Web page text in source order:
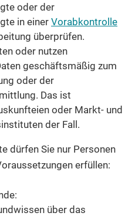
oder der
in einer Vorabkontrolle
überprüfen.
oder nutzen
geschäftsmäßig zum
oder der
Das ist
oder Markt- und
der Fall.
dürfen Sie nur Personen
erfüllen:
:
über das